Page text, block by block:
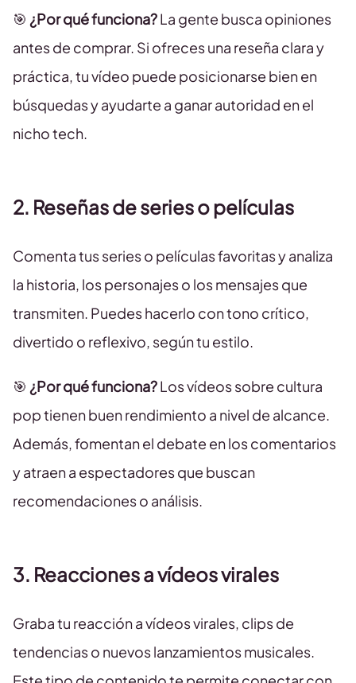
🎯 ¿Por qué funciona?La gente busca opiniones
antes de comprar. Si ofreces una reseña clara y
práctica, tu vídeo puede posicionarse bien en
búsquedas y ayudarte a ganar autoridad en el
nicho tech.
2. Reseñas de series o películas
Comenta tus series o películas favoritas y analiza
la historia, los personajes o los mensajes que
transmiten. Puedes hacerlo con tono crítico,
divertido o reflexivo, según tu estilo.
🎯 ¿Por qué funciona?Los vídeos sobre cultura
pop tienen buen rendimiento a nivel de alcance.
Además, fomentan el debate en los comentarios
y atraen a espectadores que buscan
recomendaciones o análisis.
3. Reacciones a vídeos virales
Graba tu reacción a vídeos virales, clips de
tendencias o nuevos lanzamientos musicales.